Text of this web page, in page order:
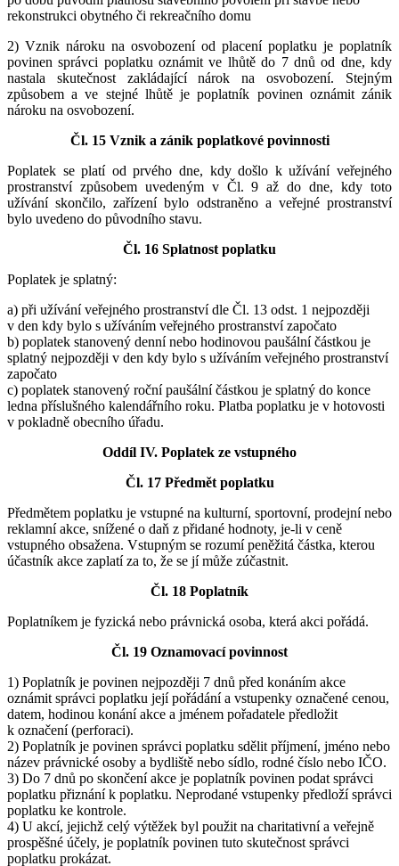
rekonstrukci obytného či rekreačního domu
2) Vznik nároku na osvobození od placení poplatku je poplatník
povinen správci poplatku oznámit ve lhůtě do 7 dnů od dne, kdy
nastala skutečnost zakládající nárok na osvobození. Stejným
způsobem a ve stejné lhůtě je poplatník povinen oznámit zánik
nároku na osvobození.
Čl. 15 Vznik a zánik poplatkové povinnosti
Poplatek se platí od prvého dne, kdy došlo k užívání veřejného
prostranství způsobem uvedeným v Čl. 9 až do dne, kdy toto
užívání skončilo, zařízení bylo odstraněno a veřejné prostranství
bylo uvedeno do původního stavu.
Čl. 16 Splatnost poplatku
Poplatek je splatný:
a) při užívání veřejného prostranství dle Čl. 13 odst. 1 nejpozději
v den kdy bylo s užíváním veřejného prostranství započato
b) poplatek stanovený denní nebo hodinovou paušální částkou je
splatný nejpozději v den kdy bylo s užíváním veřejného prostranství
započato
c) poplatek stanovený roční paušální částkou je splatný do konce
ledna příslušného kalendářního roku. Platba poplatku je v hotovosti
v pokladně obecního úřadu.
Oddíl IV. Poplatek ze vstupného
Čl. 17 Předmět poplatku
Předmětem poplatku je vstupné na kulturní, sportovní, prodejní nebo
reklamní akce, snížené o daň z přidané hodnoty, je-li v ceně
vstupného obsažena. Vstupným se rozumí peněžitá částka, kterou
účastník akce zaplatí za to, že se jí může zúčastnit.
Čl. 18 Poplatník
Poplatníkem je fyzická nebo právnická osoba, která akci pořádá.
Čl. 19 Oznamovací povinnost
1) Poplatník je povinen nejpozději 7 dnů před konáním akce
oznámit správci poplatku její pořádání a vstupenky označené cenou,
datem, hodinou konání akce a jménem pořadatele předložit
k označení (perforaci).
2) Poplatník je povinen správci poplatku sdělit příjmení, jméno nebo
název právnické osoby a bydliště nebo sídlo, rodné číslo nebo IČO.
3) Do 7 dnů po skončení akce je poplatník povinen podat správci
poplatku přiznání k poplatku. Neprodané vstupenky předloží správci
poplatku ke kontrole.
4) U akcí, jejichž celý výtěžek byl použit na charitativní a veřejně
prospěšné účely, je poplatník povinen tuto skutečnost správci
poplatku prokázat.